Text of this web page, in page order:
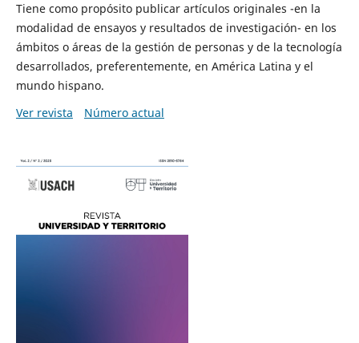
Tiene como propósito publicar artículos originales -en la
modalidad de ensayos y resultados de investigación- en los
ámbitos o áreas de la gestión de personas y de la tecnología
desarrollados, preferentemente, en América Latina y el
mundo hispano.
Ver revista
Número actual